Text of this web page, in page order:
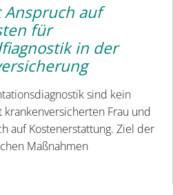
Anspruch auf
für
in der
sind kein
Frau und
auf Kostenerstattung. Ziel der
Maßnahmen